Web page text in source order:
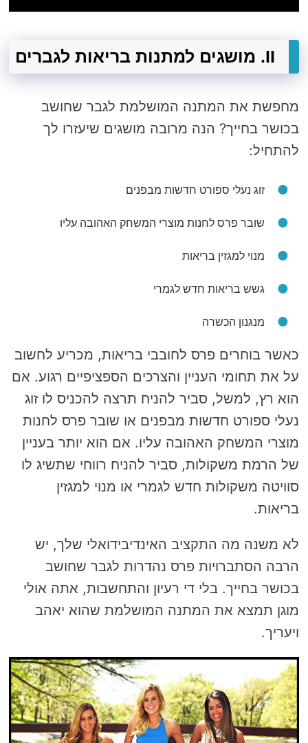
II. מושגים למתנות בריאות לגברים
מחפשת את המתנה המושלמת לגבר שחושב
בכושר בחייך? הנה מרובה מושגים שיעזרו לך
להתחיל:
זוג נעלי ספורט חדשות מבפנים
שובר פרס לחנות מוצרי המשחק האהובה עליו
מנוי למגזין בריאות
גשש בריאות חדש לגמרי
מנגנון הכשרה
כאשר בוחרים פרס לחובבי בריאות, מכריע לחשוב
על את תחומי העניין והצרכים הספציפיים רגוע. אם
הוא רץ, למשל, סביר להניח תרצה להכניס לו זוג
נעלי ספורט חדשות מבפנים או שובר פרס לחנות
מוצרי המשחק האהובה עליו. אם הוא יותר בעניין
של הרמת משקולות, סביר להניח רווחי שתשיג לו
סוויטה משקולות חדש לגמרי או מנוי למגזין
בריאות.
לא משנה מה התקציב האינדיבידואלי שלך, יש
הרבה הסתברויות פרס נהדרות לגבר שחושב
בכושר בחייך. בלי די רעיון והתחשבות, אתה אולי
מוגן תמצא את המתנה המושלמת שהוא יאהב
ויעריך.